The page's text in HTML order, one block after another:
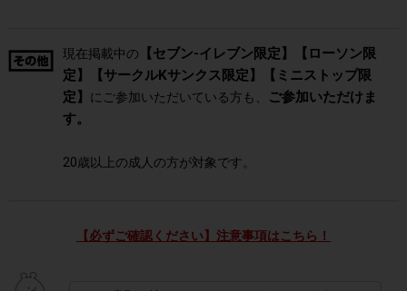
現在掲載中の
【セブン-イレブン限定】【ローソン限
定】【サークルKサンクス限定】【ミニストップ限
定】
にご参加いただいている方も、
ご参加いただけま
す。
20歳以上の成人の方が対象です。
【必ずご確認ください】注意事項はこちら！